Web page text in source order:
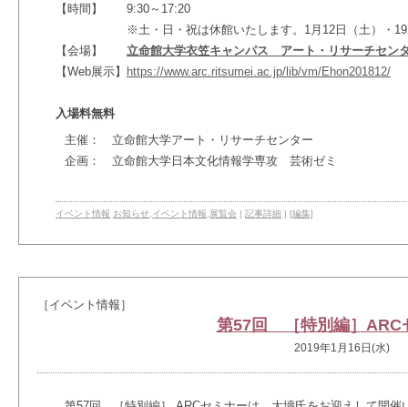
【時間】
9:30～17:20
※土・日・祝は休館いたします。1月12日（土）・
【会場】
立命館大学衣笠キャンパス アート・リサーチセン
【Web展示】 https://www.arc.ritsumei.ac.jp/lib/vm/Ehon201812/
入場料無料
主催： 立命館大学アート・リサーチセンター
企画： 立命館大学日本文化情報学専攻 芸術ゼミ
イベント情報 お知らせ イベント情報 展覧会 | 記事詳細 | [編集]
［イベント情報］
第57回 ［特別編］ARC
2019年1月16日(水)